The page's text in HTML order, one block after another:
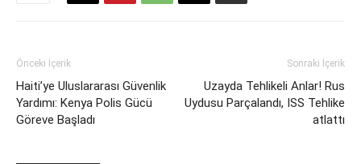
Önceki İçerik
Haiti’ye Uluslararası Güvenlik
Yardımı: Kenya Polis Gücü
Göreve Başladı
Sonraki İçerik
Uzayda Tehlikeli Anlar! Rus
Uydusu Parçalandı, ISS Tehlike
atlattı